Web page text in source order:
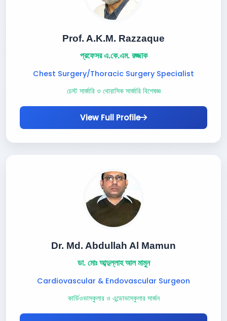
Prof. A.K.M. Razzaque
প্রফেসর এ.কে.এম. রজ্জাক
Chest Surgery/Thoracic Surgery Specialist
চেস্ট সার্জারি ও থোরাসিক সার্জারি বিশেষজ্ঞ
View Full Profile
Dr. Md. Abdullah Al Mamun
ডা. মোঃ আব্দুল্লাহ আল মামুন
Cardiovascular & Endovascular Surgeon
কার্ডিওভাসকুলার ও এন্ডোভাসকুলার সার্জন